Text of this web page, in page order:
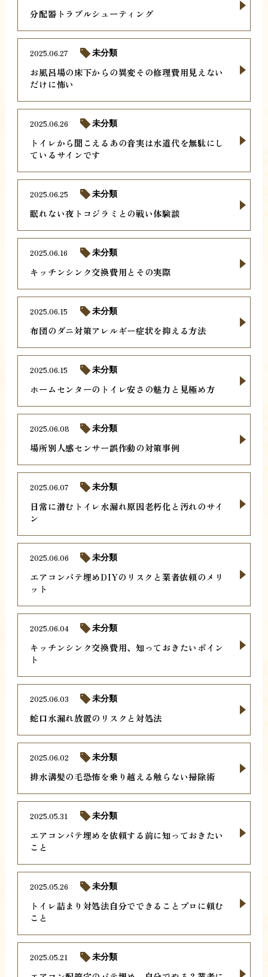
分配器トラブルシューティング
お風呂場の床下からの異変その修理費用見えない
だけに怖い
2025.06.27 未分類
トイレから聞こえるあの音実は水道代を無駄にし
ているサインです
2025.06.26 未分類
眠れない夜トコジラミとの戦い体験談
2025.06.25 未分類
キッチンシンク交換費用とその実際
2025.06.16 未分類
布団のダニ対策アレルギー症状を抑える方法
2025.06.15 未分類
ホームセンターのトイレ安さの魅力と見極め方
2025.06.15 未分類
場所別人感センサー誤作動の対策事例
2025.06.08 未分類
日常に潜むトイレ水漏れ原因老朽化と汚れのサイ
ン
2025.06.07 未分類
エアコンパテ埋めDIYのリスクと業者依頼のメリ
ット
2025.06.06 未分類
キッチンシンク交換費用、知っておきたいポイン
ト
2025.06.04 未分類
蛇口水漏れ放置のリスクと対処法
2025.06.03 未分類
排水溝髪の毛恐怖を乗り越える触らない掃除術
2025.06.02 未分類
エアコンパテ埋めを依頼する前に知っておきたい
こと
2025.05.31 未分類
トイレ詰まり対処法自分でできることプロに頼む
こと
2025.05.26 未分類
2025.05.21 未分類